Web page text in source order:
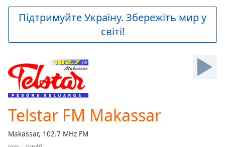
Video
Skip
Skip
Forward
Mute
Current
Loaded:
Підтримуйте Україну. Збережіть мир у
світі!
Telstar FM Makassar
Makassar, 102.7 MHz FM